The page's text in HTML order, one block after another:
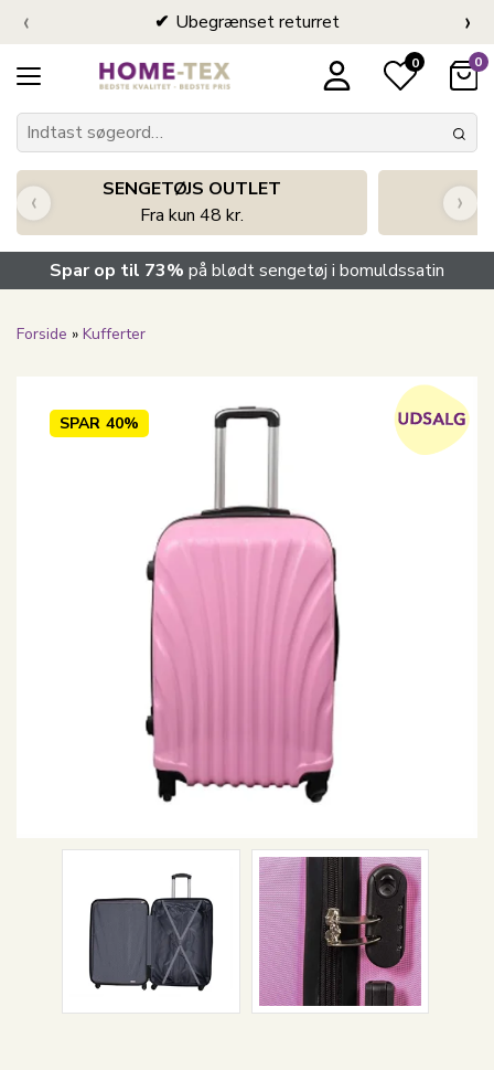
Ubegrænset returret
‹ ›
0 0
SENGETØJS OUTLET
Fra kun 48 kr.
‹ ›
Spar op til 73% på blødt sengetøj i bomuldssatin
Forside » Kufferter
SPAR 40%